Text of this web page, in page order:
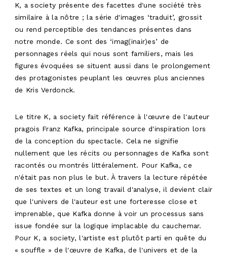
K, a society présente des facettes d'une société très
similaire à la nôtre ; la série d'images ‘traduit’, grossit
ou rend perceptible des tendances présentes dans
notre monde. Ce sont des ‘imag(inair)es’ de
personnages réels qui nous sont familiers, mais les
figures évoquées se situent aussi dans le prolongement
des protagonistes peuplant les œuvres plus anciennes
de Kris Verdonck.
Le titre K, a society fait référence à l'œuvre de l'auteur
pragois Franz Kafka, principale source d'inspiration lors
de la conception du spectacle. Cela ne signifie
nullement que les récits ou personnages de Kafka sont
racontés ou montrés littéralement. Pour Kafka, ce
n'était pas non plus le but. À travers la lecture répétée
de ses textes et un long travail d'analyse, il devient clair
que l'univers de l'auteur est une forteresse close et
imprenable, que Kafka donne à voir un processus sans
issue fondée sur la logique implacable du cauchemar.
Pour K, a society, l'artiste est plutôt parti en quête du
« souffle » de l'œuvre de Kafka, de l'univers et de la